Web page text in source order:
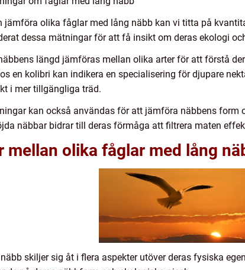
jämföra olika fåglar med lång näbb kan vi titta på
dessa mätningar för att få insikt om deras ekologi
längd jämföras mellan olika arter för att förstå
en kolibri kan indikera en specialisering för djupare
i mer tillgängliga träd.
kan också användas för att jämföra näbbens
näbbar bidrar till deras förmåga att filtrera maten
mellan olika fåglar med lång
skiljer sig åt i flera aspekter utöver deras fysiska